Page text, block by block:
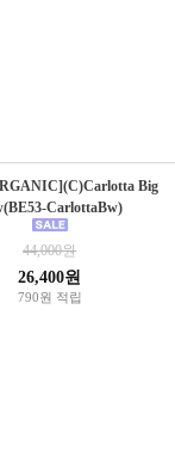
Big
CarlottaBw)
44,000원
26,400원
790원 적립